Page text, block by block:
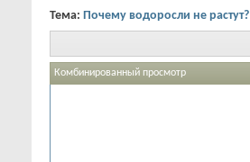
Тема: Почему водоросли не растут?
Комбинированный просмотр